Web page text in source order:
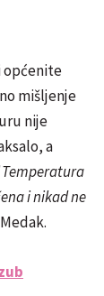
općenite
mišljenje
nije
a
Temperatura
i nikadne